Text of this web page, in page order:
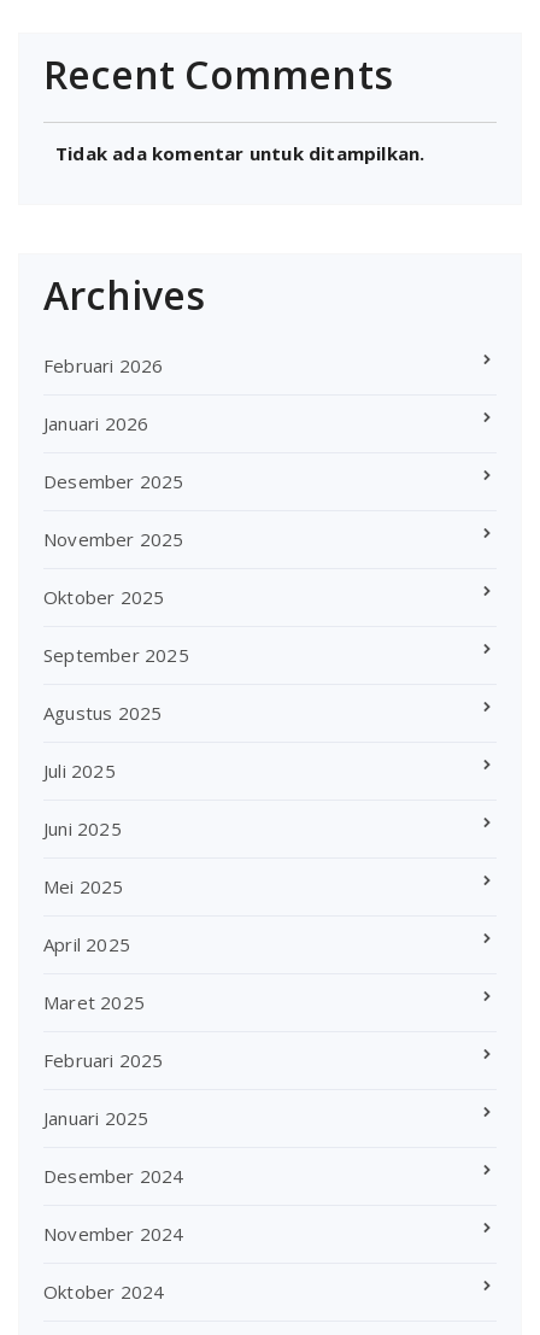
Recent Comments
Tidak ada komentar untuk ditampilkan.
Archives
Februari 2026
Januari 2026
Desember 2025
November 2025
Oktober 2025
September 2025
Agustus 2025
Juli 2025
Juni 2025
Mei 2025
April 2025
Maret 2025
Februari 2025
Januari 2025
Desember 2024
November 2024
Oktober 2024